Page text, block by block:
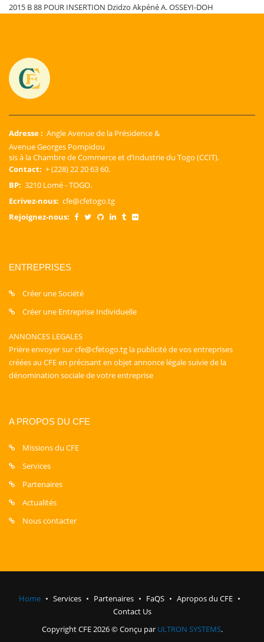
2015 B 88 POUR INSERTION Dzidzo Akpéné A. OSSEYI-DOH
Adresse : Angle Avenue de la Présidence &
Avenue Georges Pompidou
sis à la Chambre de Commerce et d’Industrie du Togo (CCIT).
Contact: + (228) 22 20 63 60.
BP: 3210 Lomé - TOGO.
Ecrivez-nous: cfe@cfetogo.tg
Rejoignez-nous:
ENTREPRISES
Créer une Société
Créer une Entreprise Individuelle
ANNONCES LEGALES
Prière envoyer sur cfe@cfetogo.tg la publicité de vos entreprises
créées au CFE en précisant en objet annonce légale suivie de la
dénomination sociale de votre entreprise
A PROPOS DU CFE
Missions du CFE
Services
Partenaires
Actualités
Nous contacter
Home Services Partenaires FaQS
Apropos du CFE
Contact Us
Copyright CFE 2026 © Conçu par ULTRON SYSTEMS.